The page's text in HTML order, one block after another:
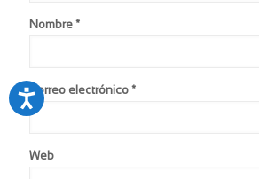
Nombre *
Correo electrónico *
Web